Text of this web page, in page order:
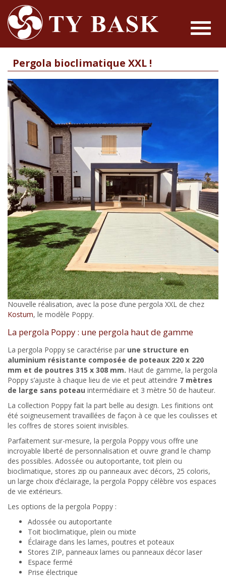
Toggle
Pergola bioclimatique XXL !
Nouvelle réalisation, avec la pose d’une pergola XXL de chez
Kostum, le modèle Poppy.
La pergola Poppy : une pergola haut de gamme
La pergola Poppy se caractérise par une structure en
aluminium résistante composée de poteaux 220 x 220
mm et de poutres 315 x 308 mm. Haut de gamme, la pergola
Poppy s’ajuste à chaque lieu de vie et peut atteindre 7 mètres
de large sans poteau intermédiaire et 3 mètre 50 de hauteur.
La collection Poppy fait la part belle au design. Les finitions ont
été soigneusement travaillées de façon à ce que les coulisses et
les coffres de stores soient invisibles.
Parfaitement sur-mesure, la pergola Poppy vous offre une
incroyable liberté de personnalisation et ouvre grand le champ
des possibles. Adossée ou autoportante, toit plein ou
bioclimatique, stores zip ou panneaux avec décors, 25 coloris,
un large choix d’éclairage, la pergola Poppy célèbre vos espaces
de vie extérieurs.
Les options de la pergola Poppy :
Adossée ou autoportante
Toit bioclimatique, plein ou mixte
Éclairage dans les lames, poutres et poteaux
Stores ZIP, panneaux lames ou panneaux décor laser
Espace fermé
Prise électrique